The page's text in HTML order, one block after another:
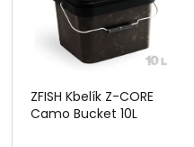
ZFISH Kbelík Z-CORE
Camo Bucket 10L